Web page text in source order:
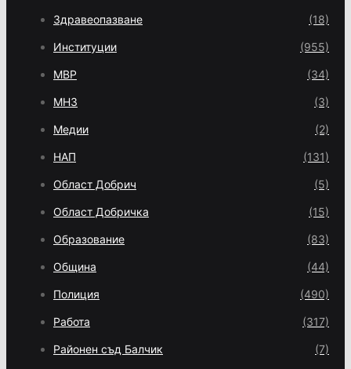
Здравеопазване (18)
Институции (955)
МВР (34)
МНЗ (3)
Медии (2)
НАП (131)
Област Добрич (5)
Област Добричка (15)
Образование (83)
Община (44)
Полиция (490)
Работа (317)
Районен съд Балчик (7)